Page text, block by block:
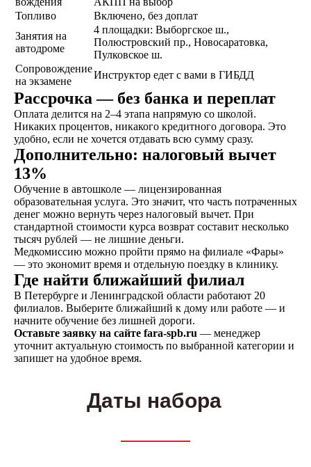
Топливо
Включено, без доплат
Занятия на
автодроме
4 площадки: Выборгское ш.,
Полюстровский пр., Новосаратовка,
Пулковское ш.
Сопровождение
на экзамене
Инструктор едет с вами в ГИБДД
Рассрочка — без банка и переплат
Оплата делится на 2–4 этапа напрямую со школой.
Никаких процентов, никакого кредитного договора. Это
удобно, если не хочется отдавать всю сумму сразу.
Дополнительно: налоговый вычет
13%
Обучение в автошколе — лицензированная
образовательная услуга. Это значит, что часть потраченных
денег можно вернуть через налоговый вычет. При
стандартной стоимости курса возврат составит несколько
тысяч рублей — не лишние деньги.
Медкомиссию можно пройти прямо на филиале «Фары»
— это экономит время и отдельную поездку в клинику.
Где найти ближайший филиал
В Петербурге и Ленинградской области работают 20
филиалов. Выберите ближайший к дому или работе — и
начните обучение без лишней дороги.
Оставьте заявку на сайте fara-spb.ru — менеджер
уточнит актуальную стоимость по выбранной категории и
запишет на удобное время.
Даты набора
не любишь звонки?
Просто напиши!
Написать в ВКонтакте
Написать в телеграм